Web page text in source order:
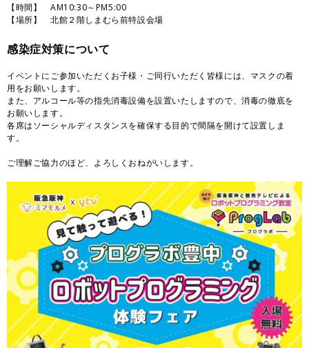
【時間】 AM10:30～PM5:00
【場所】 北館２階しまむら前特設会場
感染症対策について
イベントにご参加いただくお子様・ご同行いただく皆様には、マスクの着
用をお願いします。
また、アルコール等の指先消毒設備を設置いたしますので、消毒の徹底を
お願いします。
各席はソーシャルディスタンスを確保する目的で間隔を開けて設置しま
す。
ご理解ご協力のほど、よろしくおねがいします。